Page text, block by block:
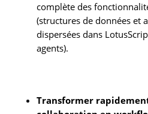
complète des
(structures de données et
dispersées dans
agents).
Transformer